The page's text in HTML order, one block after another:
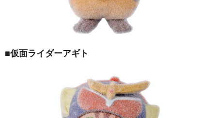
■仮面ライダーアギト